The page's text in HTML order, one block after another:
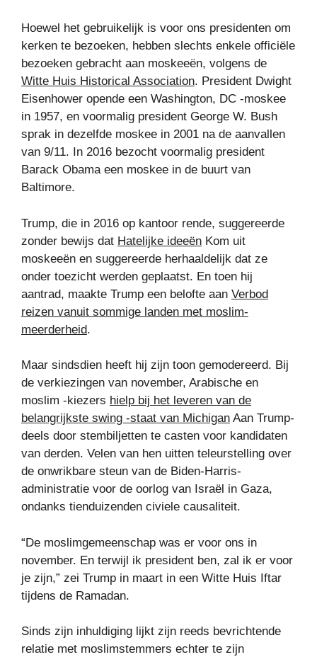
Hoewel het gebruikelijk is voor ons presidenten om
kerken te bezoeken, hebben slechts enkele officiële
bezoeken gebracht aan moskeeën, volgens de
Witte Huis Historical Association. President Dwight
Eisenhower opende een Washington, DC -moskee
in 1957, en voormalig president George W. Bush
sprak in dezelfde moskee in 2001 na de aanvallen
van 9/11. In 2016 bezocht voormalig president
Barack Obama een moskee in de buurt van
Baltimore.
Trump, die in 2016 op kantoor rende, suggereerde
zonder bewijs dat Hatelijke ideeën Kom uit
moskeeën en suggereerde herhaaldelijk dat ze
onder toezicht werden geplaatst. En toen hij
aantrad, maakte Trump een belofte aan Verbod
reizen vanuit sommige landen met moslim-
meerderheid.
Maar sindsdien heeft hij zijn toon gemodereerd. Bij
de verkiezingen van november, Arabische en
moslim -kiezers hielp bij het leveren van de
belangrijkste swing -staat van Michigan Aan Trump-
deels door stembiljetten te casten voor kandidaten
van derden. Velen van hen uitten teleurstelling over
de onwrikbare steun van de Biden-Harris-
administratie voor de oorlog van Israël in Gaza,
ondanks tienduizenden civiele causaliteit.
“De moslimgemeenschap was er voor ons in
november. En terwijl ik president ben, zal ik er voor
je zijn,” zei Trump in maart in een Witte Huis Iftar
tijdens de Ramadan.
Sinds zijn inhuldiging lijkt zijn reeds bevrichtende
relatie met moslimstemmers echter te zijn